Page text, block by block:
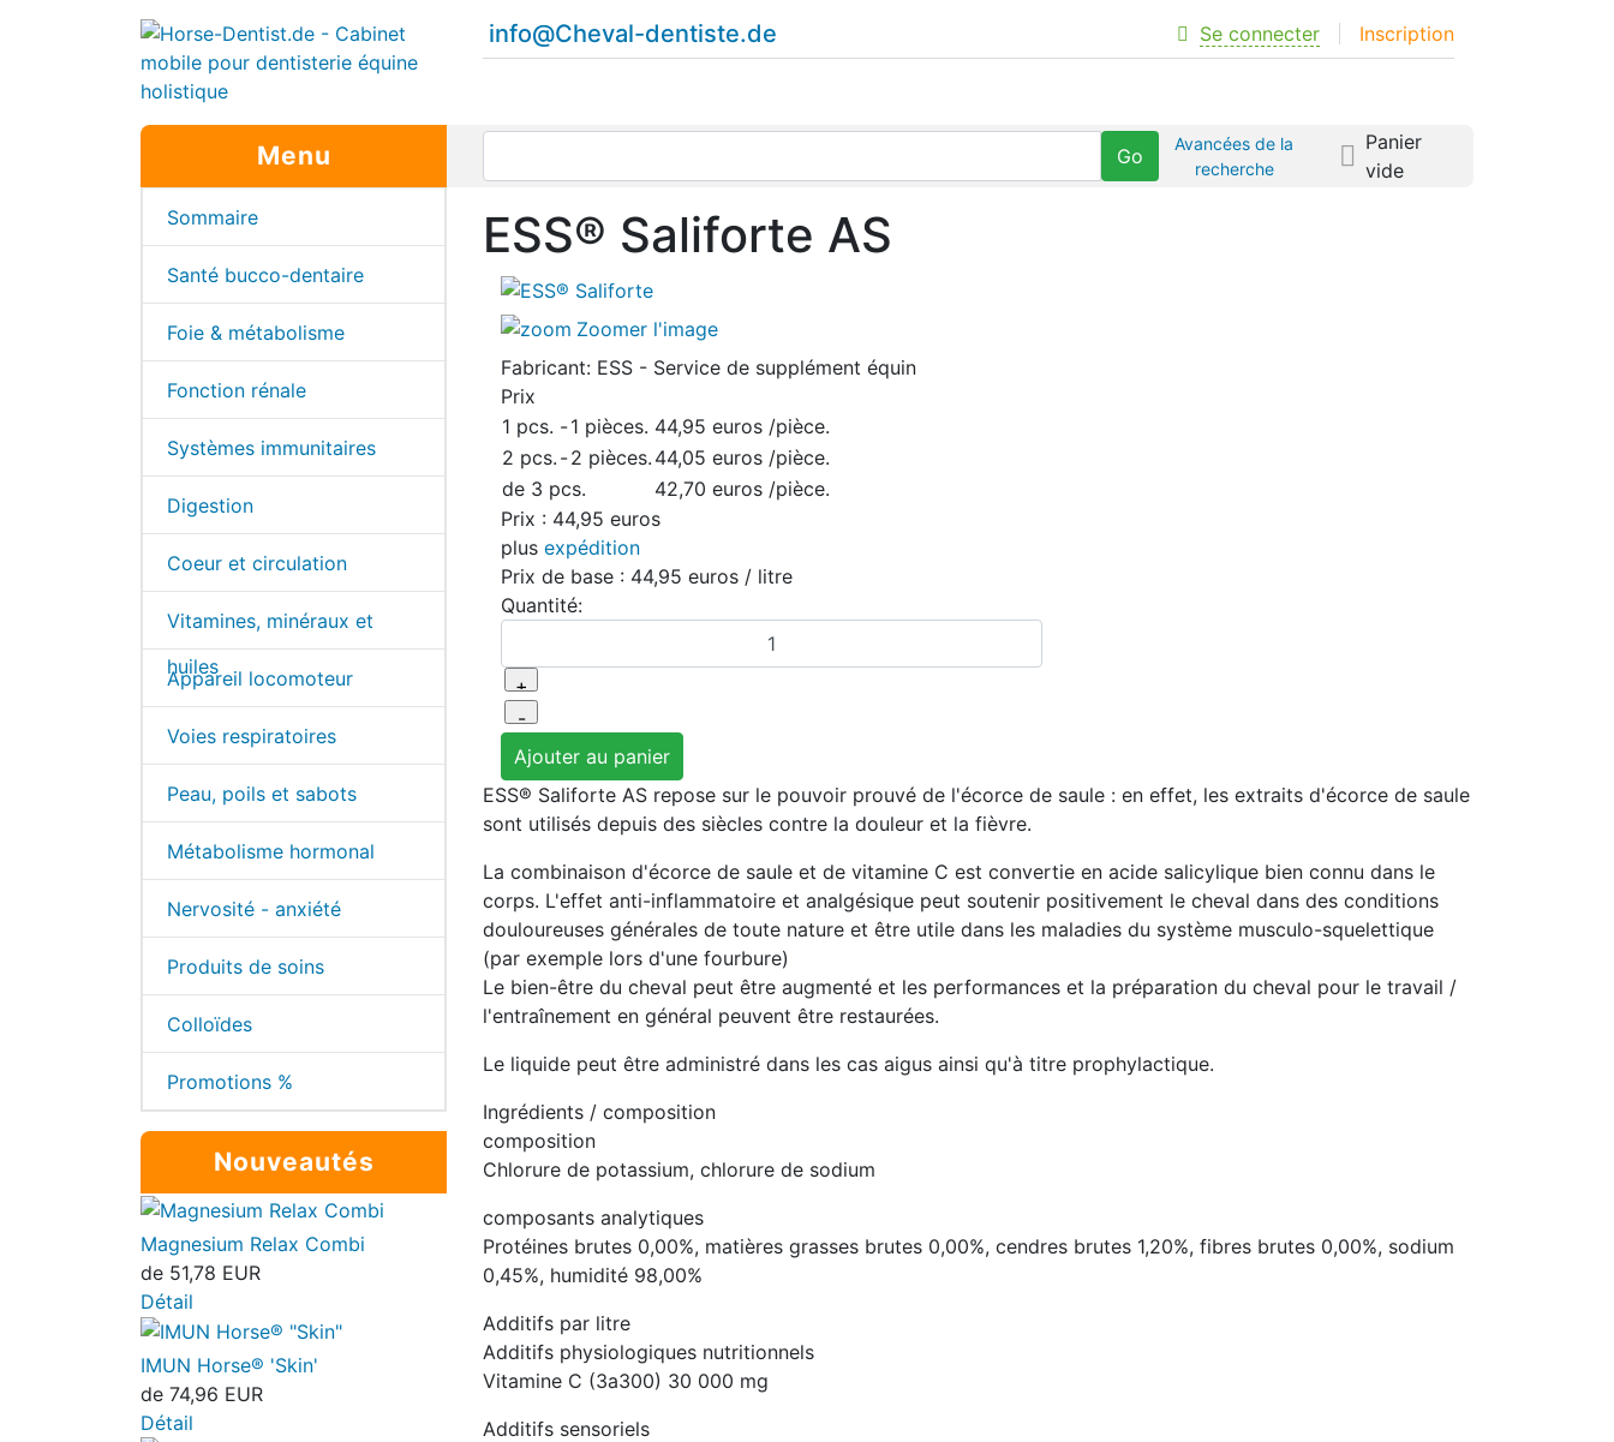
info@Cheval-dentiste.de Se connecter Inscription
Menu
Sommaire
Santé bucco-dentaire
Foie & métabolisme
Fonction rénale
Systèmes immunitaires
Digestion
Coeur et circulation
Vitamines, minéraux et
huiles
Appareil locomoteur
Voies respiratoires
Peau, poils et sabots
Métabolisme hormonal
Nervosité - anxiété
Produits de soins
Colloïdes
Promotions %
Nouveautés
Magnesium Relax Combi
de 51,78 EUR
Détail
IMUN Horse® 'Skin'
de 74,96 EUR
Détail
Avancées de la
recherche
Panier
vide
ESS® Saliforte AS
Zoomer l'image
Fabricant: ESS - Service de supplément équin
Prix
1 pcs. -1 pièces. 44,95 euros /pièce.
2 pcs. -2 pièces. 44,05 euros /pièce.
de 3 pcs.
42,70 euros /pièce.
Prix : 44,95 euros
plus expédition
Prix ​​de base : 44,95 euros / litre
Quantité:
ESS® Saliforte AS repose sur le pouvoir prouvé de l'écorce de saule : en effet, les extraits d'écorce de saule
sont utilisés depuis des siècles contre la douleur et la fièvre.
La combinaison d'écorce de saule et de vitamine C est convertie en acide salicylique bien connu dans le
corps. L'effet anti-inflammatoire et analgésique peut soutenir positivement le cheval dans des conditions
douloureuses générales de toute nature et être utile dans les maladies du système musculo-squelettique
(par exemple lors d'une fourbure)
Le bien-être du cheval peut être augmenté et les performances et la préparation du cheval pour le travail /
l'entraînement en général peuvent être restaurées.
Le liquide peut être administré dans les cas aigus ainsi qu'à titre prophylactique.
Ingrédients / composition
composition
Chlorure de potassium, chlorure de sodium
composants analytiques
Protéines brutes 0,00%, matières grasses brutes 0,00%, cendres brutes 1,20%, fibres brutes 0,00%, sodium
0,45%, humidité 98,00%
Additifs par litre
Additifs physiologiques nutritionnels
Vitamine C (3a300) 30 000 mg
Additifs sensoriels